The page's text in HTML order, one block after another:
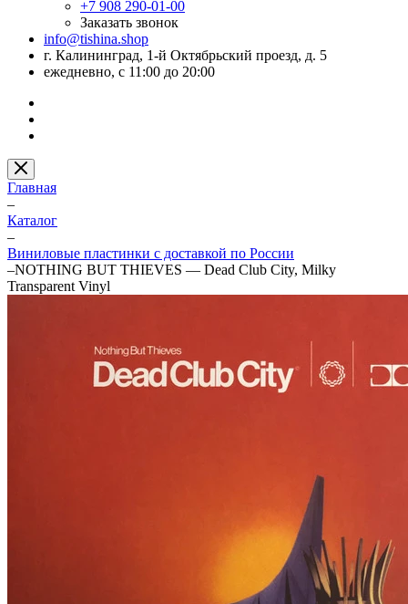
+7 908 290-01-00
Заказать звонок
info@tishina.shop
г. Калининград, 1-й Октябрьский проезд, д. 5
ежедневно, с 11:00 до 20:00
Главная
–
Каталог
–
Виниловые пластинки с доставкой по России
–NOTHING BUT THIEVES — Dead Club City, Milky
Transparent Vinyl